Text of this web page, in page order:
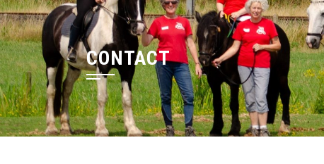
naar
inhoud
CONTACT